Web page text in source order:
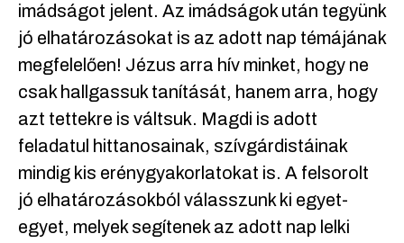
imádságot jelent. Az imádságok után tegyünk
jó elhatározásokat is az adott nap témájának
megfelelően! Jézus arra hív minket, hogy ne
csak hallgassuk tanítását, hanem arra, hogy
azt tettekre is váltsuk. Magdi is adott
feladatul hittanosainak, szívgárdistáinak
mindig kis erénygyakorlatokat is. A felsorolt
jó elhatározásokból válasszunk ki egyet-
egyet, melyek segítenek az adott nap lelki